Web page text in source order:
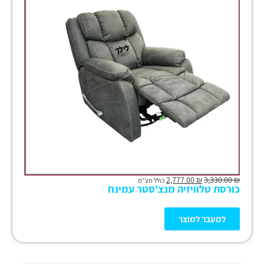
₪
3,330.00
₪ כולל מע"מ
כורסת טלוויזיה מנצ'סטר עמינח
למעבר למוצר